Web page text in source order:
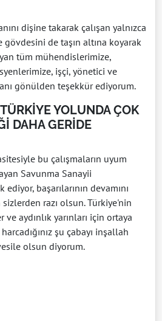
dişine takarak çalışan yalnızca
de taşın altına koyarak
tüm mühendislerimize,
işçi, yönetici ve
gönülden teşekkür ediyorum.
YOLUNDA ÇOK
DAHA GERİDE
bu çalışmaların uyum
Savunma Sanayii
ediyor, başarılarının devamını
razı olsun. Türkiye'nin
aydınlık yarınları için ortaya
şu çabayı inşallah
olsun diyorum.